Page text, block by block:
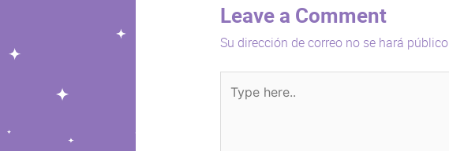
Leave a Comment
Su dirección de correo no se hará
here..